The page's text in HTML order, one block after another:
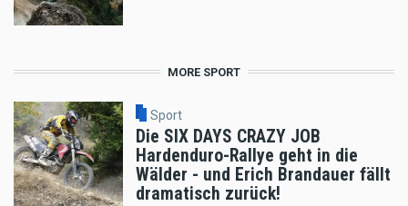
MORE SPORT
Sport
Die SIX DAYS CRAZY JOB
Hardenduro-Rallye geht in die
Wälder - und Erich Brandauer fällt
dramatisch zurück!